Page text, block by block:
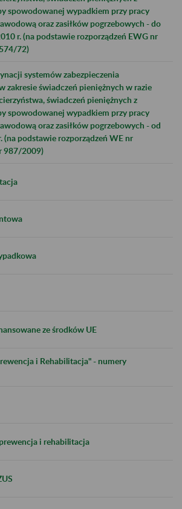
spowodowanej wypadkiem przy pracy
oraz zasiłków pogrzebowych - do
r. (na podstawie rozporządzeń EWG nr
72)
systemów zabezpieczenia
zakresie świadczeń pieniężnych w razie
świadczeń pieniężnych z
spowodowanej wypadkiem przy pracy
oraz zasiłków pogrzebowych - od
(na podstawie rozporządzeń WE nr
987/2009)
ze środków UE
i Rehabilitacja" - numery
i rehabilitacja